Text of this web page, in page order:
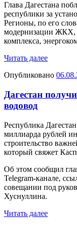
Глава Дагестана
республики за
Регионы, по его
модернизации ЖКХ,
комплекса,
Читать далее
Опубликовано
Дагестан
водовод
Республика
миллиарда рублей
строительство
который свяжет
Об этом сообщил
Telegram-канале,
совещании под
Хуснуллина.
Читать далее